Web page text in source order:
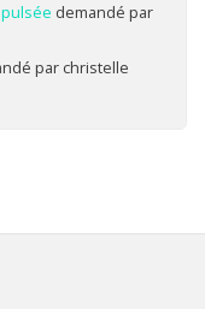
demandé par
par christelle